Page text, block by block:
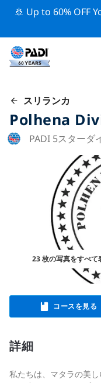
🚢 Up to 60% OFF
スリランカ
Polhena
PADI 5スターダ
23 枚の写真をすべて
コースを見る
詳細
私たちは、マタラの美